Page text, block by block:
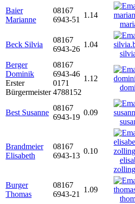
Baier
Marianne
08167
6943-51
1.14
Beck Silvia
08167
6943-26
1.04
Berger
Dominik
Erster
Bürgermeister
08167
6943-46
0171
4788152
1.12
Best Susanne
08167
6943-19
0.09
Brandmeier
Elisabeth
08167
6943-13
0.10
Burger
Thomas
08167
6943-21
1.09